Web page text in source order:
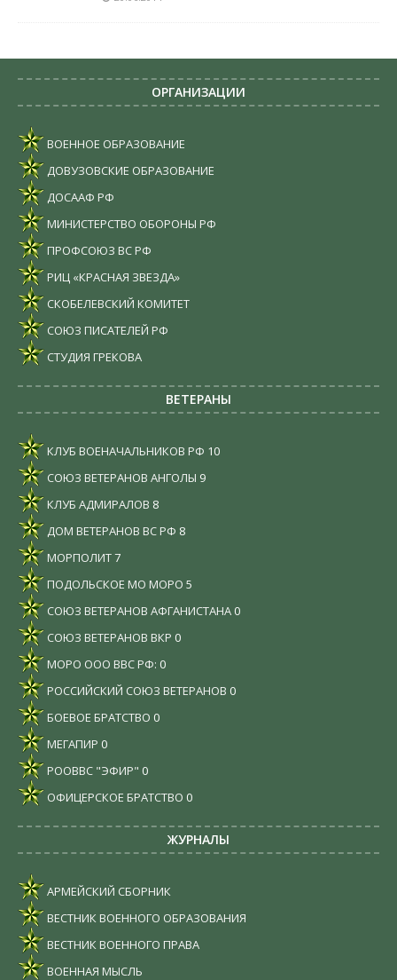
ОРГАНИЗАЦИИ
ВОЕННОЕ ОБРАЗОВАНИЕ
ДОВУЗОВСКИЕ ОБРАЗОВАНИЕ
ДОСААФ РФ
МИНИСТЕРСТВО ОБОРОНЫ РФ
ПРОФСОЮЗ ВС РФ
РИЦ «КРАСНАЯ ЗВЕЗДА»
СКОБЕЛЕВСКИЙ КОМИТЕТ
СОЮЗ ПИСАТЕЛЕЙ РФ
СТУДИЯ ГРЕКОВА
ВЕТЕРАНЫ
КЛУБ ВОЕНАЧАЛЬНИКОВ РФ 10
СОЮЗ ВЕТЕРАНОВ АНГОЛЫ 9
КЛУБ АДМИРАЛОВ 8
ДОМ ВЕТЕРАНОВ ВС РФ 8
МОРПОЛИТ7
ПОДОЛЬСКОЕ МО МОРО 5
СОЮЗ ВЕТЕРАНОВ АФГАНИСТАНА 0
СОЮЗ ВЕТЕРАНОВ ВКР 0
МОРО ООО ВВС РФ: 0
РОССИЙСКИЙ СОЮЗ ВЕТЕРАНОВ 0
БОЕВОЕ БРАТСТВО 0
МЕГАПИР 0
РООВВС "ЭФИР" 0
ОФИЦЕРСКОЕ БРАТСТВО 0
ЖУРНАЛЫ
АРМЕЙСКИЙ СБОРНИК
ВЕСТНИК ВОЕННОГО ОБРАЗОВАНИЯ
ВЕСТНИК ВОЕННОГО ПРАВА
ВОЕННАЯ МЫСЛЬ